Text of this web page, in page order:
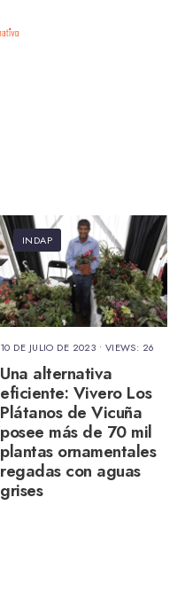
INDAP
10 DE JULIO DE 2023 • VIEWS: 26
Una alternativa
eficiente: Vivero Los
Plátanos de Vicuña
posee más de 70 mil
plantas ornamentales
regadas con aguas
grises